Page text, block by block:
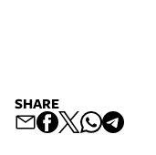
SHARE